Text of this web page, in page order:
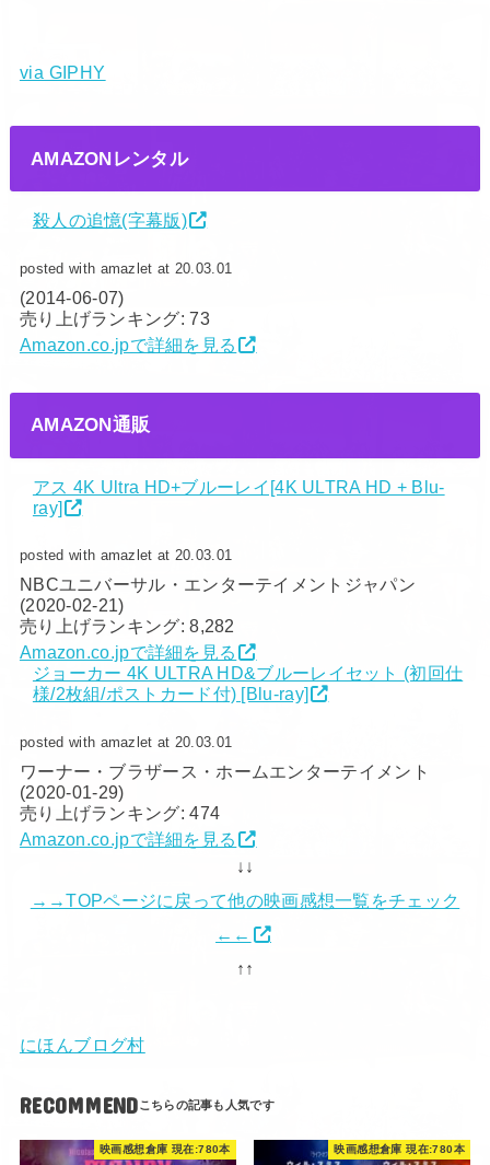
via GIPHY
AMAZONレンタル
殺人の追憶(字幕版)
posted with amazlet at 20.03.01
(2014-06-07)
売り上げランキング: 73
Amazon.co.jpで詳細を見る
AMAZON通販
アス 4K Ultra HD+ブルーレイ[4K ULTRA HD + Blu-
ray]
posted with amazlet at 20.03.01
NBCユニバーサル・エンターテイメントジャパン
(2020-02-21)
売り上げランキング: 8,282
Amazon.co.jpで詳細を見る
ジョーカー 4K ULTRA HD&ブルーレイセット (初回仕
様/2枚組/ポストカード付) [Blu-ray]
posted with amazlet at 20.03.01
ワーナー・ブラザース・ホームエンターテイメント
(2020-01-29)
売り上げランキング: 474
Amazon.co.jpで詳細を見る
↓↓
→→TOPページに戻って他の映画感想一覧をチェック
←←
↑↑
にほんブログ村
RECOMMEND
映画感想倉庫 現在:780本 映画感想倉庫 現在:780本